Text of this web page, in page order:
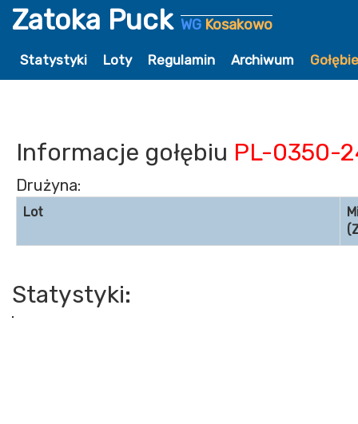
Zatoka Puck WG Kosakowo
Statystyki Loty Regulamin Archiwum
Informacje gołębiu PL-0350-
Drużyna:
Lot
Statystyki: